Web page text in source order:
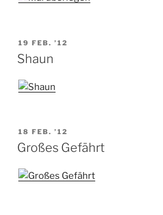
VERÖFFENTLICHT
AM
19 FEB. ’12
Shaun
VERÖFFENTLICHT
AM
18 FEB. ’12
Großes Gefährt